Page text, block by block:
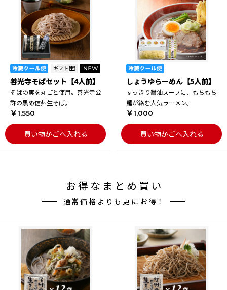
善光寺そばセット【4人前】
そばの実を丸ごと使用。善光寺公
許の黒め信州生そば。
￥1,550
買い物かごへ入れる
しょうゆらーめん【5人前】
すっきり醤油スープに、もちもち
麺が絡む人気ラーメン。
￥1,000
買い物かごへ入れる
お得なまとめ買い
通常価格よりも更にお得！